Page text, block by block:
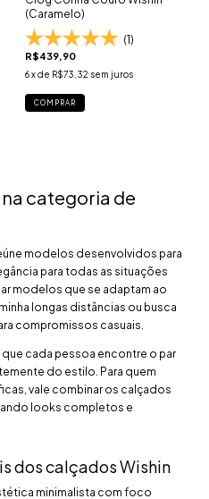
(Caramelo)
(1)
R$439,90
6 x de R$73,32 sem juros
COMPRAR
categoria de
modelos desenvolvidos para
para todas as situações
modelos que se adaptam ao
longas distâncias ou busca
compromissos casuais.
cada pessoa encontre o par
do estilo. Para quem
vale combinar os calçados
looks completos e
dos calçados Wishin
minimalista com foco